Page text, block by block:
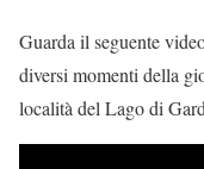
Guarda il seguente
diversi momenti della
località del Lago di